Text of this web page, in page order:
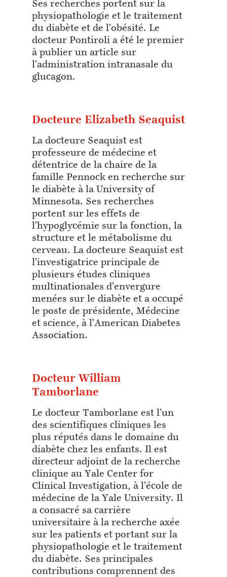
Ses recherches portent sur la
physiopathologie et le traitement
du diabète et de l’obésité. Le
docteur Pontiroli a été le premier
à publier un article sur
l’administration intranasale du
glucagon.
Docteure Elizabeth Seaquist
La docteure Seaquist est
professeure de médecine et
détentrice de la chaire de la
famille Pennock en recherche sur
le diabète à la University of
Minnesota. Ses recherches
portent sur les effets de
l’hypoglycémie sur la fonction, la
structure et le métabolisme du
cerveau. La docteure Seaquist est
l’investigatrice principale de
plusieurs études cliniques
multinationales d’envergure
menées sur le diabète et a occupé
le poste de présidente, Médecine
et science, à l’American Diabetes
Association.
Docteur William
Tamborlane
Le docteur Tamborlane est l’un
des scientifiques cliniques les
plus réputés dans le domaine du
diabète chez les enfants. Il est
directeur adjoint de la recherche
clinique au Yale Center for
Clinical Investigation, à l’école de
médecine de la Yale University. Il
a consacré sa carrière
universitaire à la recherche axée
sur les patients et portant sur la
physiopathologie et le traitement
du diabète. Ses principales
contributions comprennent des